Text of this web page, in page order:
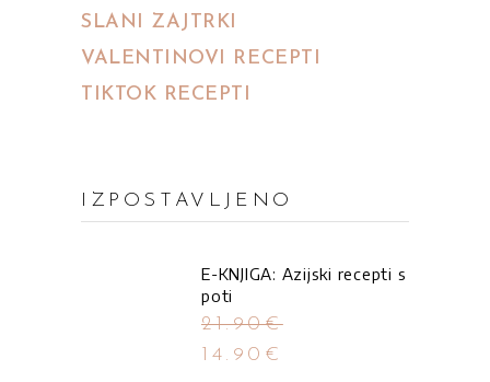
SLANI ZAJTRKI
VALENTINOVI RECEPTI
TIKTOK RECEPTI
IZPOSTAVLJENO
E-KNJIGA: Azijski recepti s
poti
21.90€
14.90 €